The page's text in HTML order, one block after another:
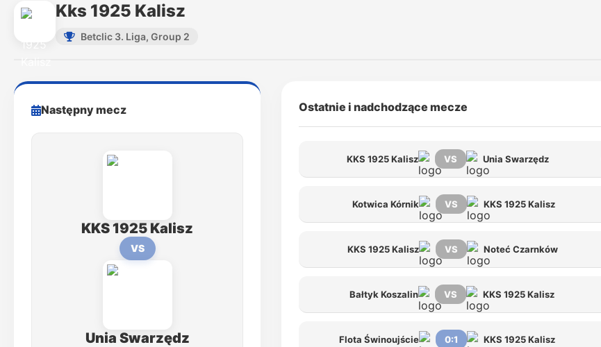
Kks 1925 Kalisz
Betclic 3. Liga, Group 2
Następny mecz
KKS 1925 Kalisz
VS
Unia Swarzędz
Ostatnie i nadchodzące mecze
KKS 1925 Kalisz VS Unia Swarzędz
Kotwica Kórnik VS KKS 1925 Kalisz
KKS 1925 Kalisz VS Noteć Czarnków
Bałtyk Koszalin VS KKS 1925 Kalisz
Flota Świnoujście 0:1 KKS 1925 Kalisz